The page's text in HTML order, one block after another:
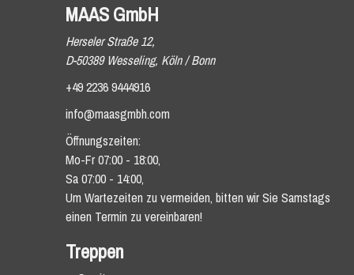
MAAS GmbH
Herseler Straße 12,
D-50389 Wesseling, Köln / Bonn
+49 2236 9444916
info@maasgmbh.com
Öffnungszeiten:
Mo-Fr 07:00 - 18:00,
Sa 07:00 - 14:00,
Um Wartezeiten zu vermeiden, bitten wir Sie Samstags
einen Termin zu vereinbaren!
Treppen